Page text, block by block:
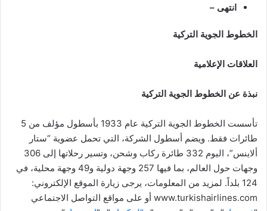
انتهى –
الخطوط الجوية التركية
العلاقات الإعلامية
نبذة عن الخطوط الجوية التركية
تأسست الخطوط الجوية التركية عام 1933 بأسطول مؤلف من 5
طائرات فقط. ويضم أسطول الشركة، التي تحمل عضوية “ستار
ألاينس”، اليوم 332 طائرة ركاب وشحن، وتسير رحلاتها إلى 306
وجهات حول العالم، بما فيها 257 وجهة دولية و49 وجهة محلية، في
124 بلداً. لمزيد من المعلومات، يرجى زيارة الموقع الإلكتروني:
www.turkishairlines.com أو على مواقع التواصل الاجتماعي